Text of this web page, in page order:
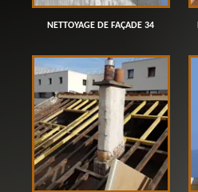
NETTOYAGE DE FAÇADE 34